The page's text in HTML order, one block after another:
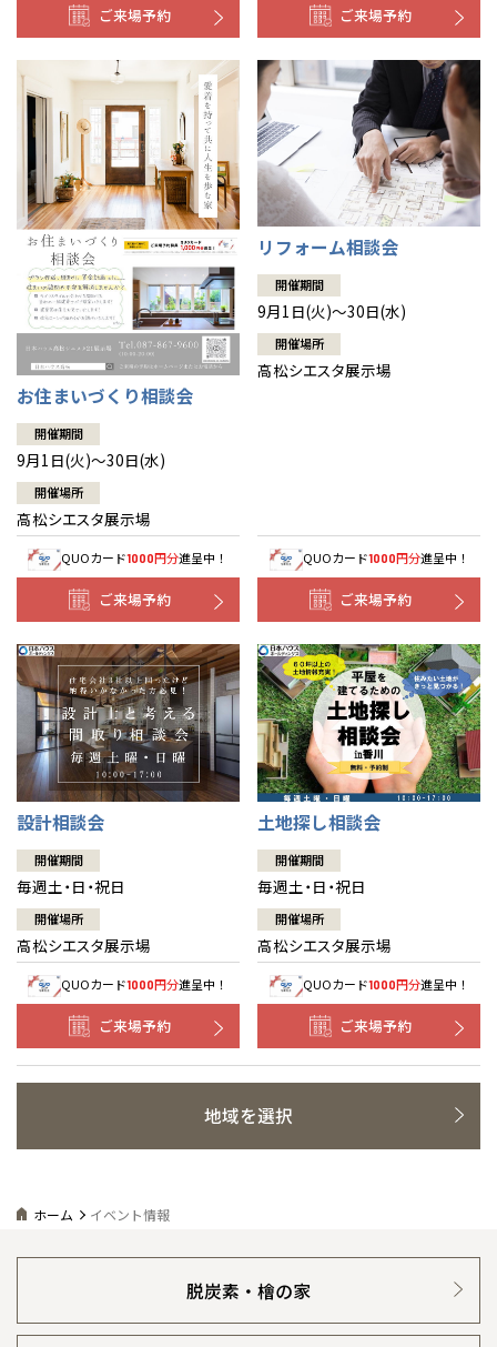
事業部紹介
IR情報
木材調達指針
グループ会社紹介
CMギャラリー
採用情報
ご来場予約 ご来場予約
お住まいづくり相談会
開催期間
9月1日(火)～30日(水)
開催場所
高松シエスタ展示場
QUOカード1000円分進呈中！
ご来場予約
リフォーム相談会
開催期間
9月1日(火)～30日(水)
開催場所
高松シエスタ展示場
QUOカード1000円分進呈中！
ご来場予約
設計相談会
開催期間
毎週土・日・祝日
開催場所
高松シエスタ展示場
QUOカード1000円分進呈中！
ご来場予約
土地探し相談会
開催期間
毎週土・日・祝日
開催場所
高松シエスタ展示場
QUOカード1000円分進呈中！
ご来場予約
地域を選択
ホーム イベント情報
脱炭素・檜の家
福島
石川
福井
千葉
茨城
栃木
群馬
静岡
三重
京都
兵庫
奈良
滋賀
和歌山
岡山
香川
愛媛
鳥取
島根
広島
山口
高知
九州
福岡
佐賀
熊本
大分
宮崎
鹿児島
沖縄
※現住所のある都道府県以外の建築予定地の方でも
現住所の有るお近
くの展示場又は店舗にお問合せください。移住の計画の方もご相談対
応します。お気軽にご相談ください。
福島県
いわき
会津
石川県
金沢
福井県
福井
埼玉県
所沢
千葉県
千葉
柏
茨城県
水戸
栃木県
宇都宮
小山
群馬県
群馬
伊勢崎
静岡県
四日市
京都府
兵庫県
姫路
奈良県
奈良
岡山県
香川県
高松
愛媛県
松山
九州
福岡県
福岡
佐賀県
佐賀
熊本県
熊本
大分県
大分
宮崎県
宮崎
鹿児島県
鹿児島